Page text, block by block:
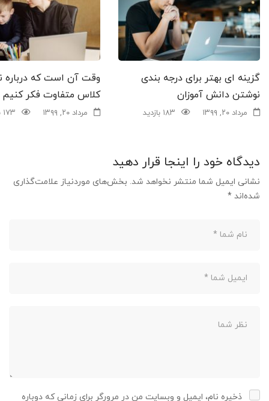
گزینه ای بهتر برای درجه بندی
نوشتن دانش آموزان
مرداد ۲۰, ۱۳۹۹ ۱۸۳ بازدید
وقت آن است که درباره
کلاس متفاوت فکر کنیم
مرداد ۲۰, ۱۳۹۹ ۱۷۳ بازدید
دیدگاه خود را اینجا قرار دهید
نشانی ایمیل شما منتشر نخواهد شد. بخش‌های موردنیاز علامت‌گذاری
شده‌اند *
ذخیره نام، ایمیل و وبسایت من در مرورگر برای زمانی که دوباره